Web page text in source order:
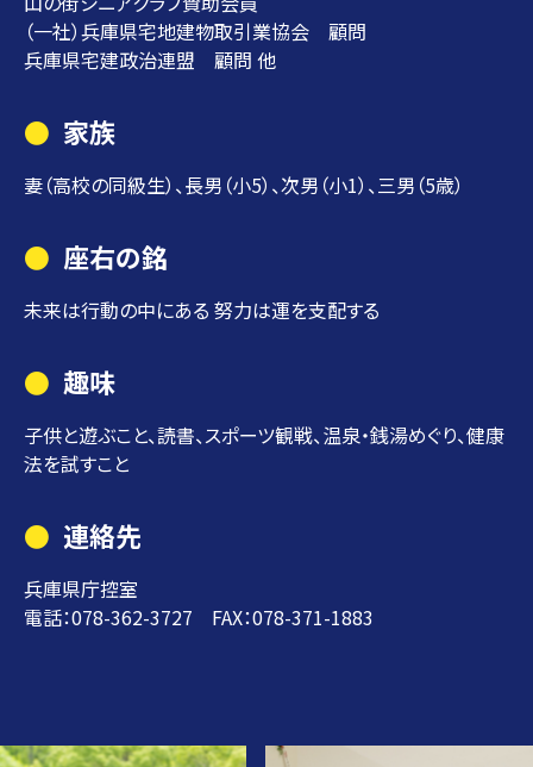
（一社）兵庫県宅地建物取引業協会 顧問
兵庫県宅建政治連盟 顧問 他
家族
妻（高校の同級生）、長男（小5）、次男（小1）、三男（5歳）
座右の銘
未来は行動の中にある 努力は運を支配する
趣味
子供と遊ぶこと、読書、スポーツ観戦、温泉・銭湯めぐり、健康
法を試すこと
連絡先
兵庫県庁控室
電話：078-362-3727 FAX：078-371-1883